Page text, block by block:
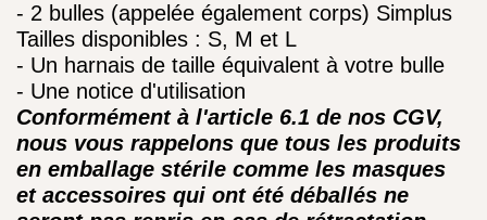
- 2 bulles (appelée également corps) Simplus
Tailles disponibles : S, M et L
- Un harnais de taille équivalent à votre bulle
- Une notice d'utilisation
Conformément à l'article 6.1 de nos CGV,
nous vous rappelons que tous les produits
en emballage stérile comme les masques
et accessoires qui ont été déballés ne